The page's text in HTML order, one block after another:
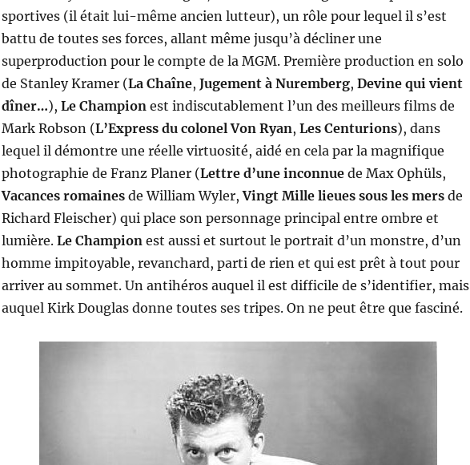
sportives (il était lui-même ancien lutteur), un rôle pour lequel il s’est
battu de toutes ses forces, allant même jusqu’à décliner une
superproduction pour le compte de la MGM. Première production en solo
de Stanley Kramer (La Chaîne, Jugement à Nuremberg, Devine qui vient
dîner…), Le Champion est indiscutablement l’un des meilleurs films de
Mark Robson (L’Express du colonel Von Ryan, Les Centurions), dans
lequel il démontre une réelle virtuosité, aidé en cela par la magnifique
photographie de Franz Planer (Lettre d’une inconnue de Max Ophüls,
Vacances romaines de William Wyler,Vingt Mille lieues sous les mers de
Richard Fleischer) qui place son personnage principal entre ombre et
lumière. Le Champion est aussi et surtout le portrait d’un monstre, d’un
homme impitoyable, revanchard, parti de rien et qui est prêt à tout pour
arriver au sommet. Un antihéros auquel il est difficile de s’identifier, mais
auquel Kirk Douglas donne toutes ses tripes. On ne peut être que fasciné.